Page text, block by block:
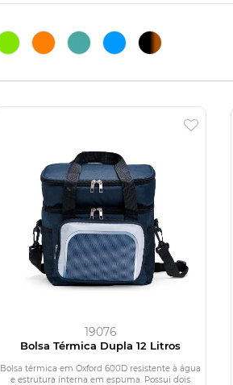
19076
Bolsa Térmica Dupla 12 Litros
Bolsa térmica em Oxford 600D resistente à água
e estrutura interna em espuma. Possui dois